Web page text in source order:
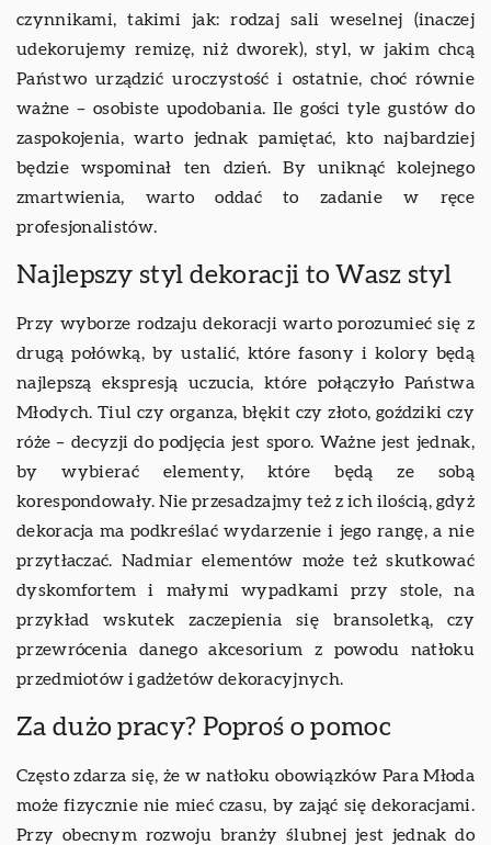
czynnikami, takimi jak: rodzaj sali weselnej (inaczej
udekorujemy remizę, niż dworek), styl, w jakim chcą
Państwo urządzić uroczystość i ostatnie, choć równie
ważne – osobiste upodobania. Ile gości tyle gustów do
zaspokojenia, warto jednak pamiętać, kto najbardziej
będzie wspominał ten dzień. By uniknąć kolejnego
zmartwienia, warto oddać to zadanie w ręce
profesjonalistów.
Najlepszy styl dekoracji to Wasz styl
Przy wyborze rodzaju dekoracji warto porozumieć się z
drugą połówką, by ustalić, które fasony i kolory będą
najlepszą ekspresją uczucia, które połączyło Państwa
Młodych. Tiul czy organza, błękit czy złoto, goździki czy
róże – decyzji do podjęcia jest sporo. Ważne jest jednak,
by wybierać elementy, które będą ze sobą
korespondowały. Nie przesadzajmy też z ich ilością, gdyż
dekoracja ma podkreślać wydarzenie i jego rangę, a nie
przytłaczać. Nadmiar elementów może też skutkować
dyskomfortem i małymi wypadkami przy stole, na
przykład wskutek zaczepienia się bransoletką, czy
przewrócenia danego akcesorium z powodu natłoku
przedmiotów i gadżetów dekoracyjnych.
Za dużo pracy? Poproś o pomoc
Często zdarza się, że w natłoku obowiązków Para Młoda
może fizycznie nie mieć czasu, by zająć się dekoracjami.
Przy obecnym rozwoju branży ślubnej jest jednak do